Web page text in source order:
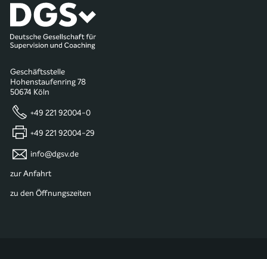
Geschäftsstelle
Hohenstaufenring 78
50674 Köln
+49 221 92004-0
+49 221 92004-29
info@dgsv.de
zur Anfahrt
zu den Öffnungszeiten